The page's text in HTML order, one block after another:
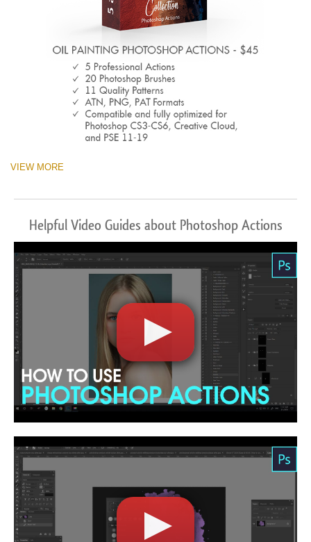
VIEW MORE
Helpful Video Guides about Photoshop Actions